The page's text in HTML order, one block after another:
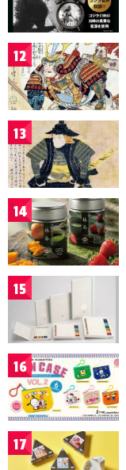
12
13
14
15
16
17